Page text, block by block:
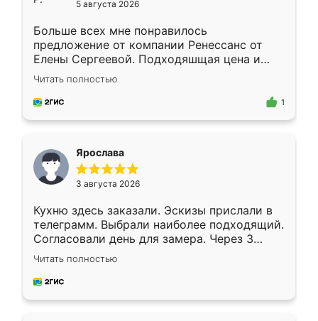
5 августа 2026
Больше всех мне понравилось
предложение от компании Ренессанс от
Елены Сергеевой. Подходяшщая цена и
короткие сроки изготовления. Приехавший
для замера сотрудник Владислав
предложил по моему эскизу самый
Читать полностью
1
Ярослава
3 августа 2026
Кухню здесь заказали. Эскизы прислали в
телеграмм. Выбрали наиболее подходящий.
Согласовали день для замера. Через 3
недели кухня была уже готова. Остались
довольны работой. Спасибо Ренессанс
мебель за качественную работу!
Читать полностью